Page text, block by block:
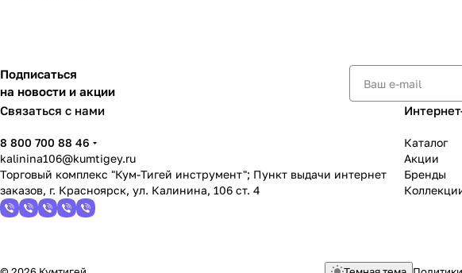
Подписаться
на новости и акции
Связаться с нами
8 800 700 88 46
kalinina106@kumtigey.ru
Торговый комплекс "Кум-Тигей инструмент"; Пункт выдачи интернет
заказов, г. Красноярск, ул. Калинина, 106 ст. 4
Каталог
Акции
Бренды